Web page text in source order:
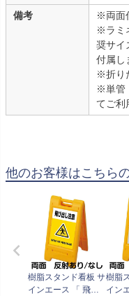
備考
※両面
※ラミ
奨サイ
付属し
※折り
※単管
てご利
他のお客様はこちら
樹脂スタンド看板 サ
インエース 「 飛び
樹脂
イン